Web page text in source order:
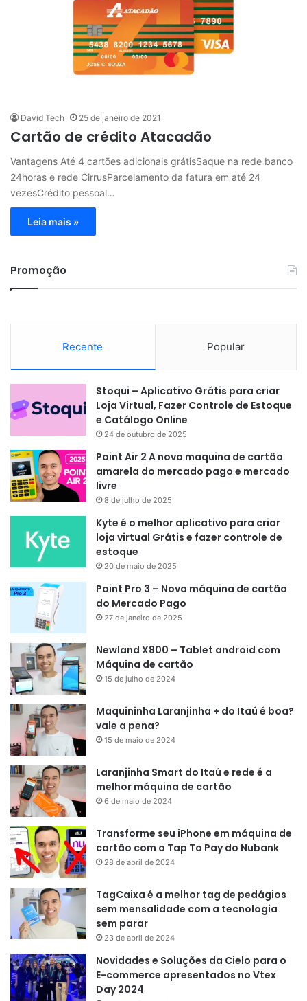
David Tech 25 de janeiro de 2021
Cartão de crédito Atacadão
Vantagens Até 4 cartões adicionais grátisSaque na rede banco
24horas e rede CirrusParcelamento da fatura em até 24
vezesCrédito pessoal…
Leia mais »
Promoção
Recente Popular
Stoqui – Aplicativo Grátis para criar
Loja Virtual, Fazer Controle de Estoque
e Catálogo Online
24 de outubro de 2025
Point Air 2 A nova maquina de cartão
amarela do mercado pago e mercado
livre
8 de julho de 2025
Kyte é o melhor aplicativo para criar
loja virtual Grátis e fazer controle de
estoque
20 de maio de 2025
Point Pro 3 – Nova máquina de cartão
do Mercado Pago
27 de janeiro de 2025
Newland X800 – Tablet android com
Máquina de cartão
15 de julho de 2024
Maquininha Laranjinha + do Itaú é boa?
vale a pena?
15 de maio de 2024
Laranjinha Smart do Itaú e rede é a
melhor máquina de cartão
6 de maio de 2024
Transforme seu iPhone em máquina de
cartão com o Tap To Pay do Nubank
28 de abril de 2024
TagCaixa é a melhor tag de pedágios
sem mensalidade com a tecnologia
sem parar
23 de abril de 2024
Novidades e Soluções da Cielo para o
E-commerce apresentados no Vtex
Day 2024